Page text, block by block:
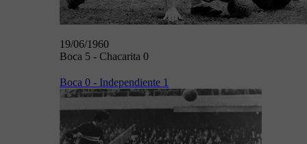
19/06/1960
Boca 5 - Chacarita 0
Boca 0 - Independiente 1